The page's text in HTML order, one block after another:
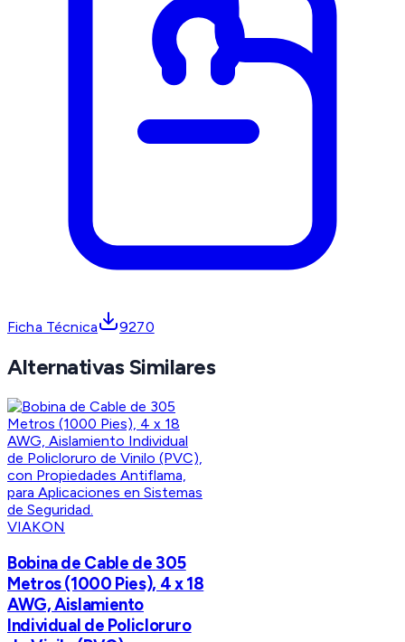
Ficha Técnica 9270
Alternativas Similares
VIAKON
Bobina de Cable de 305
Metros (1000 Pies), 4 x 18
AWG, Aislamiento
Individual de Policloruro